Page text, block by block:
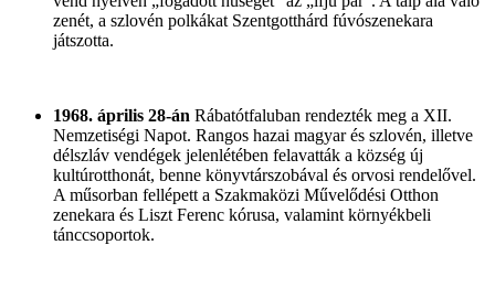
zenét, a szlovén polkákat Szentgotthárd fúvószenekara
játszotta.
1968. április 28-án Rábatótfaluban rendezték meg a XII.
Nemzetiségi Napot. Rangos hazai magyar és szlovén, illetve
délszláv vendégek jelenlétében felavatták a község új
kultúrotthonát, benne könyvtárszobával és orvosi rendelővel.
A műsorban fellépett a Szakmaközi Művelődési Otthon
zenekara és Liszt Ferenc kórusa, valamint környékbeli
tánccsoportok.